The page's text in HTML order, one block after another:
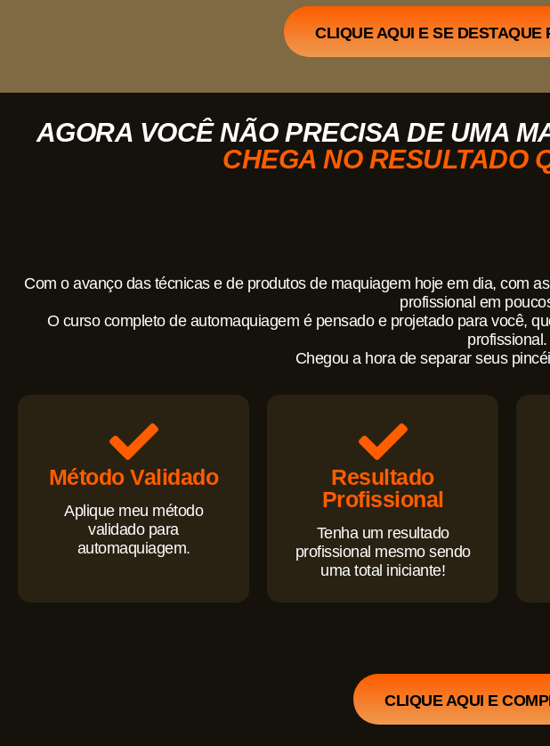
CLIQUE AQUI E SE DESTAQUE
AGORA VOCÊ NÃO PRECISA DE UMA
CHEGA NO RESULTADO
Com o avanço das técnicas e de produtos de maquiagem hoje em dia, com
profissional em
O curso completo de automaquiagem é pensado e projetado para você,
profissional.
Chegou a hora de separar seus
Método Validado
Aplique meu método
validado para
automaquiagem.
Resultado
Profissional
Tenha um resultado
profissional mesmo sendo
uma total iniciante!
CLIQUE AQUI E